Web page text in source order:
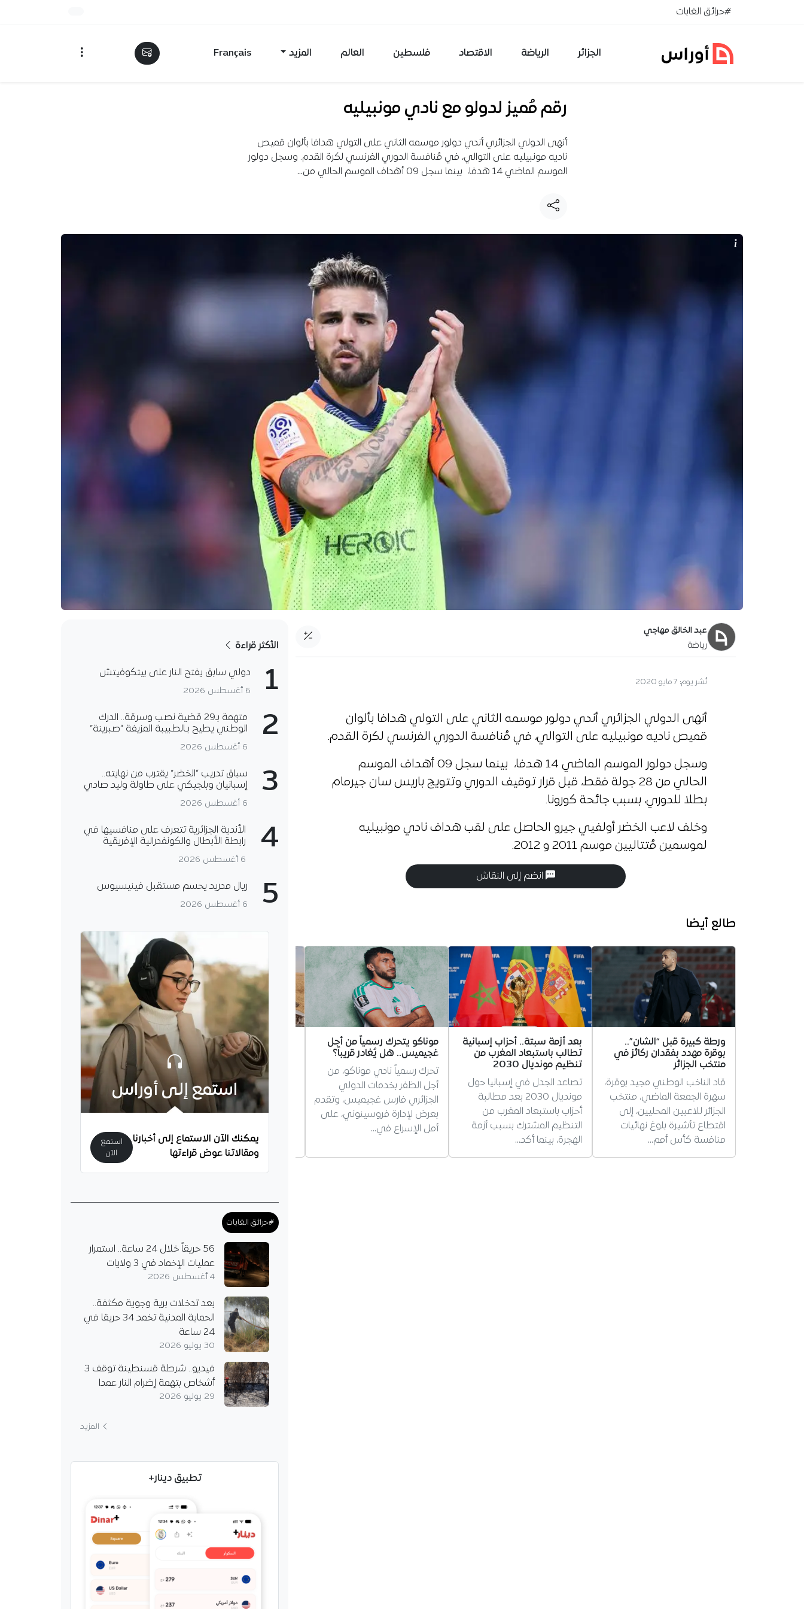
تخطي إلى المحتوى#حرائق الغابات
الجزائر الرياضة الاقتصاد فلسطين العالم المزيد Français
رقم مُميز لدولو مع نادي مونبيليه
أنهى الدولي الجزائري أندي دولور موسمه الثاني على التولي هدافا بألوان قميص
ناديه مونبيليه على التوالي، في مُنافسة الدوري الفرنسي لكرة القدم. وسجل دولور
الموسم الماضي 14 هدفا، بينما سجل 09 أهداف الموسم الحالي من…
عبد الخالق مهاجي
رياضة
نُشر يوم: 7 مايو 2020
أنهى الدولي الجزائري أندي دولور موسمه الثاني على التولي هدافا بألوان
قميص ناديه مونبيليه على التوالي، في مُنافسة الدوري الفرنسي لكرة القدم.
وسجل دولور الموسم الماضي 14 هدفا، بينما سجل 09 أهداف الموسم
الحالي من 28 جولة فقط، قبل قرار توقيف الدوري وتتويج باريس سان جيرمام
بطلا للدوري، بسبب جائحة كورونا.
وخلف لاعب الخضر أولفيي جيرو الحاصل على لقب هداف نادي مونبيليه
لموسمين مُتتاليين موسم 2011 و 2012.
انضم إلى النقاش
طالع أيضا
ورطة كبيرة قبل “الشان”..
بوقرة مهدد بفقدان ركائز في
منتخب الجزائر
قاد الناخب الوطني مجيد بوقرة،
سهرة الجمعة الماضي، منتخب
الجزائر للاعبين المحليين، إلى
اقتطاع تأشيرة بلوغ نهائيات
منافسة كأس أمم…
بعد أزمة سبتة.. أحزاب إسبانية
تطالب باستبعاد المغرب من
تنظيم مونديال 2030
تصاعد الجدل في إسبانيا حول
مونديال 2030 بعد مطالبة
أحزاب باستبعاد المغرب من
التنظيم المشترك بسبب أزمة
الهجرة، بينما أكد…
موناكو يتحرك رسمياً من أجل
غجيميس.. هل يُغادر قريباً؟
تحرك رسمياً نادي موناكو، من
أجل الظفر بخدمات الدولي
الجزائري فارس غجيميس، وتقدم
بعرض لإدارة فروسينوني، على
أمل الإسراع في…
استنفار طبي للتكفل بضحايا
حادثي المرور في قسنطينة
وزارة الصحة تسخر إمكانياتها
للتكفل بمصابي حادثي المرور
بقسنطينة وتيارت، مع متابعة
وتقديم الدعم لعائلات الضحايا.
الأكثر قراءة
1 دولي سابق يفتح النار على بيتكوفيتش
6 أغسطس 2026
2
متهمة بـ29 قضية نصب وسرقة.. الدرك
الوطني يطيح بـالطبيبة المزيفة “صبرينة”
6 أغسطس 2026
3
سباق تدريب “الخضر” يقترب من نهايته..
إسبانيان وبلجيكي على طاولة وليد صادي
6 أغسطس 2026
4
الأندية الجزائرية تتعرف على منافسيها في
رابطة الأبطال والكونفدرالية الإفريقية
6 أغسطس 2026
5 ريال مدريد يحسم مستقبل فينيسيوس
6 أغسطس 2026
استمع إلى أوراس
يمكنك الآن الاستماع إلى أخبارنا
ومقالاتنا عوض قراءتها
استمع
الآن
#حرائق الغابات
56 حريقاً خلال 24 ساعة.. استمرار
عمليات الإخماد في 3 ولايات
4 أغسطس 2026
بعد تدخلات برية وجوية مكثفة..
الحماية المدنية تخمد 34 حريقا في
24 ساعة
30 يوليو 2026
فيديو.. شرطة قسنطينة توقف 3
أشخاص بتهمة إضرام النار عمدا
29 يوليو 2026
المزيد
تطبيق دينار+